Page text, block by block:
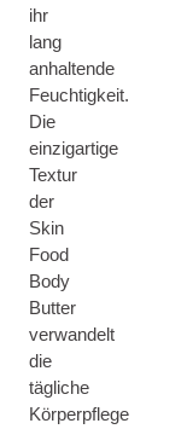
ihr
lang
anhaltende
Feuchtigkeit.
Die
einzigartige
Textur
der
Skin
Food
Body
Butter
verwandelt
die
tägliche
Körperpflege